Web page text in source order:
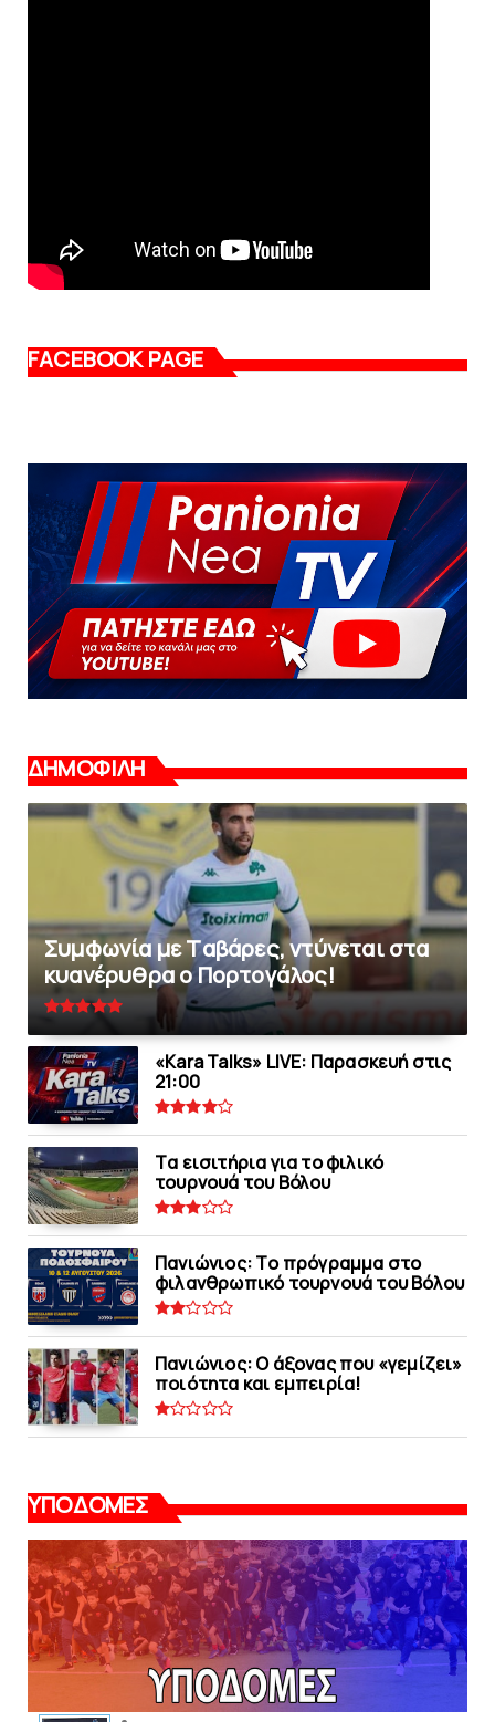
FACEBOOK PAGE
ΔΗΜΟΦΙΛΗ
Συμφωνία με Tαβάρες, ντύνεται στα
κυανέρυθρα ο Πορτογάλος!
«Kara Talks» LIVE: Παρασκευή στις
21:00
Tα εισιτήρια για το φιλικό
τουρνουά του Bόλου
Πανιώνιoς: Tο πρόγραμμα στο
φιλανθρωπικό τουρνουά του Bόλου
Πανιώνιος: O άξονας που «γεμίζει»
ποιότητα και εμπειρία!
ΥΠΟΔΟΜΕΣ